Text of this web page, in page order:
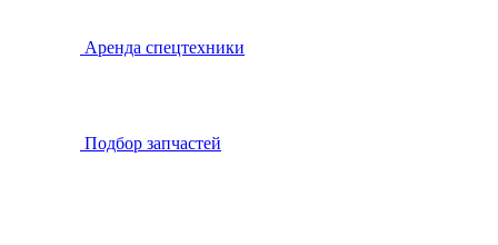
Аренда спецтехники
Подбор запчастей